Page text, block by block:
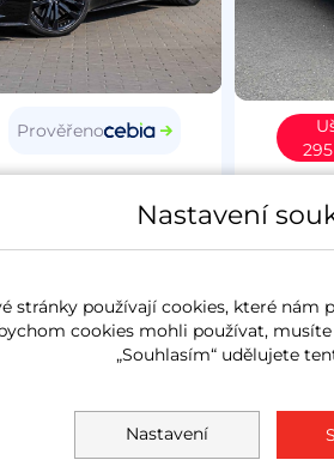
Prověřeno
panorama
Nastavení
stránky používají cookies, které nám
cookies mohli používat,
„Souhlasím“ udělujete
Nastavení